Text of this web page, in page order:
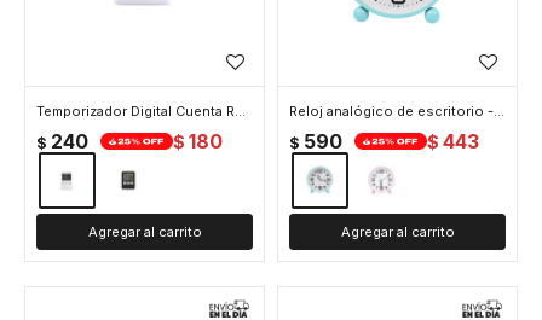
Temporizador Digital Cuenta Regresiva Imán Y Alarma - Blanco
$ 240 $ 180
Reloj analógico de escritorio - Celeste
$ 590 $ 443